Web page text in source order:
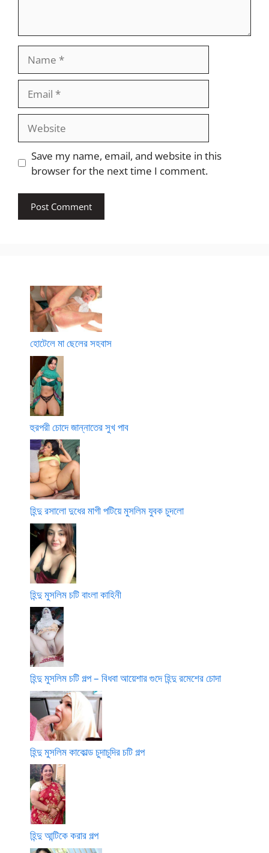
Save my name, email, and website in this
browser for the next time I comment.
হোটেলে মা ছেলের সহবাস
হুরপরী চোদে জান্নাতের সুখ পাব
হিন্দু রসালো দুধের মাগী পটিয়ে মুসলিম যুবক চুদলো
হিন্দু মুসলিম চটি বাংলা কাহিনী
হিন্দু মুসলিম চটি গল্প – বিধবা আয়েশার গুদে হিন্দু রমেশের চোদা
হিন্দু মুসলিম কাকোল্ড চুদাচুদির চটি গল্প
হিন্দু আন্টিকে করার গল্প